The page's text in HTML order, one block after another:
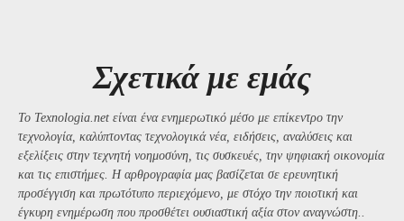
Σχετικά με εμάς
Το Texnologia.net είναι ένα ενημερωτικό μέσο με επίκεντρο την
τεχνολογία, καλύπτοντας τεχνολογικά νέα, ειδήσεις, αναλύσεις και
εξελίξεις στην τεχνητή νοημοσύνη, τις συσκευές, την ψηφιακή οικονομία
και τις επιστήμες. Η αρθρογραφία μας βασίζεται σε ερευνητική
προσέγγιση και πρωτότυπο περιεχόμενο, με στόχο την ποιοτική και
έγκυρη ενημέρωση που προσθέτει ουσιαστική αξία στον αναγνώστη..